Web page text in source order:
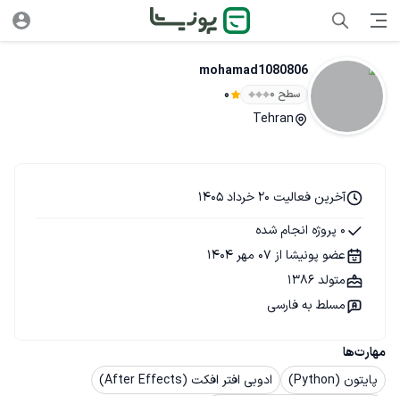
mohamad1080806
سطح ۰ 0
Tehran
مهارت‌ها
پایتون (Python)
ادوبی افتر افکت (After Effects)
آخرین فعالیت 20 خرداد 1405
0 پروژه انجام شده
عضو پونیشا از 07 مهر 1404
متولد 1386
مسلط به فارسی